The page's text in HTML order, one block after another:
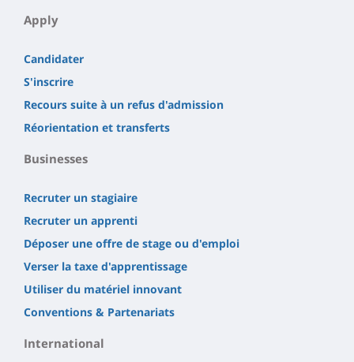
Apply
Candidater
S'inscrire
Recours suite à un refus d'admission
Réorientation et transferts
Businesses
Recruter un stagiaire
Recruter un apprenti
Déposer une offre de stage ou d'emploi
Verser la taxe d'apprentissage
Utiliser du matériel innovant
Conventions & Partenariats
International